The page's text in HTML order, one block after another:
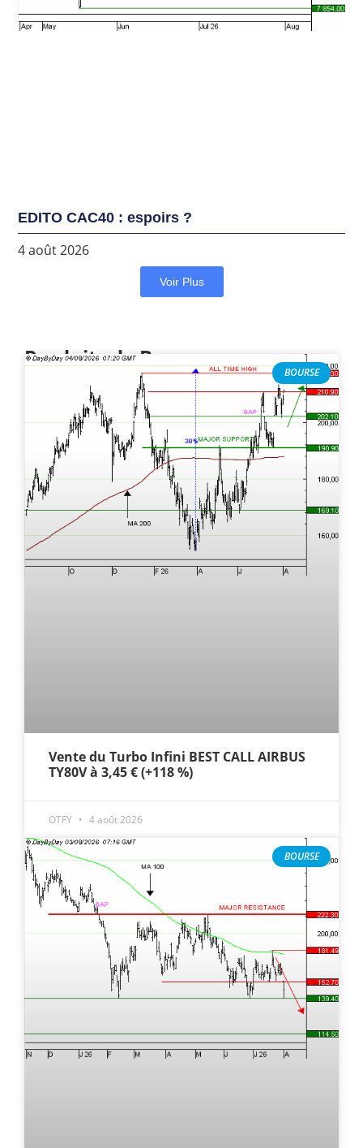
EDITO CAC40 : espoirs ?
4 août 2026
Voir Plus
Produits de Bourse
BOURSE
Vente du Turbo Infini BEST CALL AIRBUS
TY80V à 3,45 € (+118 %)
OTFY 4 août 2026
BOURSE